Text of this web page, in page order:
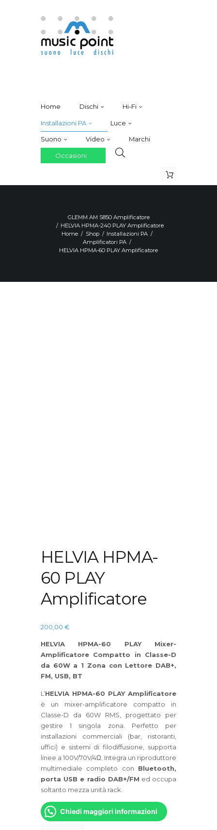
Home Dischi Hi-Fi
Installazioni PA Luce
Suono Video Marchi
Occasioni
GLEMM AM S850 Amplificatore
HELVIA HPMA-240 PLAY Amplificatore
Home
Shop
Installazioni PA
Amplificatori PA
HELVIA HPMA-60 PLAY Amplificatore
HELVIA HPMA-
60 PLAY
Amplificatore
200,00 €
HELVIA HPMA-60 PLAY Mixer-
Amplificatore Compatto in Classe-D
da 60W a 1 Zona con Lettore DAB+,
FM, USB, BT
L’HELVIA HPMA-60 PLAY Amplificatore
è un mixer-amplificatore compatto in
Classe-D da 60W RMS, progettato per
gestire 1 singola zona. Perfetto per
installazioni commerciali (bar, ristoranti,
uffici) e sistemi di filodiffusione, supporta
linee a 100V/70V/4Ω. Integra un riproduttore
multimediale completo con Bluetooth,
porta USB e radio DAB+/FM ed occupa
soltanto mezza unità rack.
Chiedi maggiori informazioni